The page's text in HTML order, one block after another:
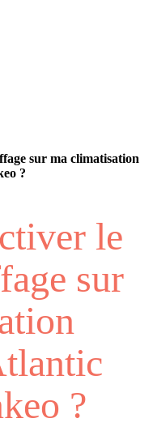
sur ma climatisation
?
le
sur
?